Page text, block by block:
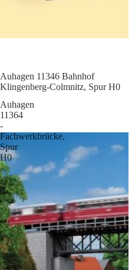
Sale
Auhagen 11346 Bahnhof
Klingenberg-Colmnitz, Spur H0
Auhagen
11364
-
Fachwerkbrücke,
Spur
H0